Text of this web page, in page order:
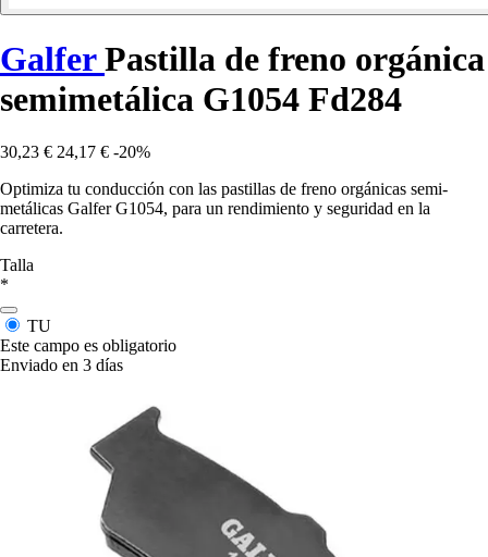
GalferPastilla de freno orgánica
semimetálica G1054 Fd284
30,23 € 24,17 € -20%
Optimiza tu conducción con las pastillas de freno orgánicas semi-
metálicas Galfer G1054, para un rendimiento y seguridad en la
carretera.
Talla
*
TU
Este campo es obligatorio
Enviado en 3 días